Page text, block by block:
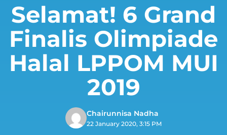
Selamat! 6 Grand
Finalis Olimpiade
Halal LPPOM MUI
2019
Chairunnisa Nadha
22 January 2020, 3:15 PM